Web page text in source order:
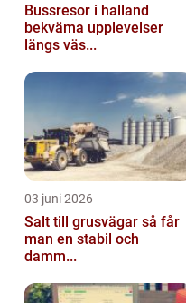
Bussresor i halland
bekväma upplevelser
längs väs...
03 juni 2026
Salt till grusvägar så får
man en stabil och
damm...